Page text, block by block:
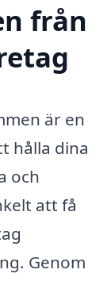
från
är en
hålla dina
och
att få
Genom